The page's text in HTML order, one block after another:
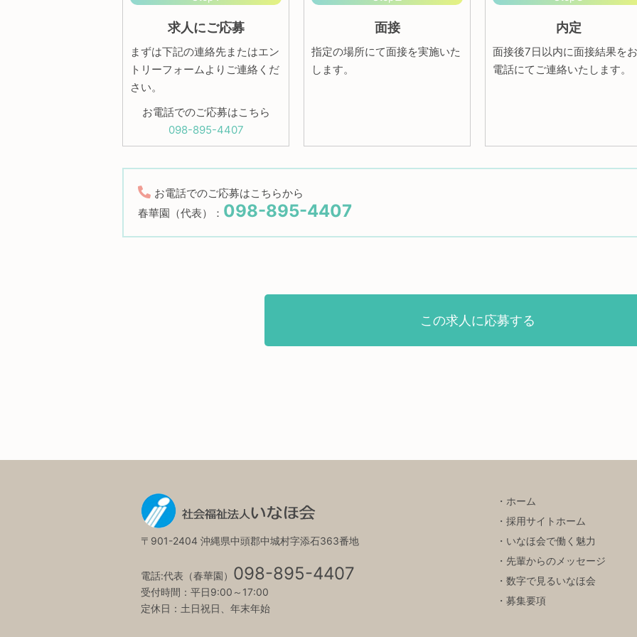
求人にご応募
まずは下記の連絡先またはエン
トリーフォームよりご連絡くだ
さい。
お電話でのご応募はこちら
098-895-4407
面接
指定の場所にて面接を実施いた
します。
内定
面接後7日以内に面接結果を
電話にてご連絡いたします。
お電話でのご応募はこちらから
春華園（代表）： 098-895-4407
この求人に応募する
〒901-2404 沖縄県中頭郡中城村字添石363番地
電話:代表（春華園） 098-895-4407
受付時間：平日9:00～17:00
定休日：土日祝日、年末年始
ホーム
採用サイトホーム
いなほ会で働く魅力
先輩からのメッセージ
数字で見るいなほ会
募集要項